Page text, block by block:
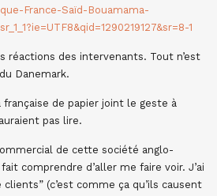
France-Saïd-Bouamama-
1
réactions des intervenants. Tout n’est
Danemark.
française de papier joint le geste à
pas lire.
de cette société anglo-
comprendre d’aller me faire voir. J’ai
(c’est comme ça qu’ils causent